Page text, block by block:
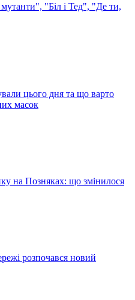
"Біл і Тед", "Де ти,
цього дня та що варто
масок
на Позняках: що змінилося
розпочався новий